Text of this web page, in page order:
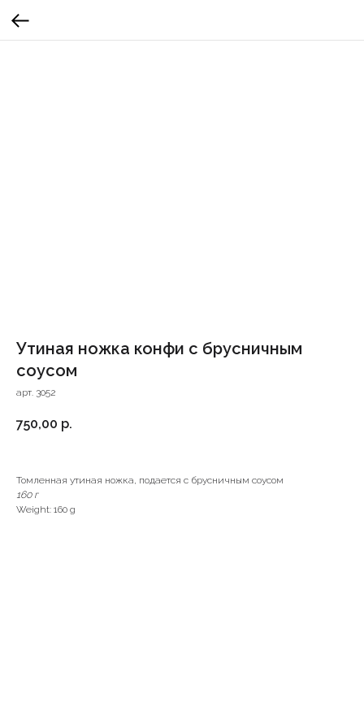
Утиная ножка конфи с брусничным
соусом
арт. 3052
750,00 р.
Томленная утиная ножка, подается с брусничным соусом
160 г
Weight: 160 g